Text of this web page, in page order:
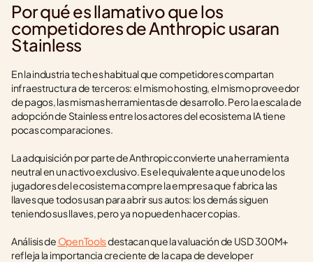
Por qué es llamativo que los
competidores de Anthropic usaran
Stainless
En la industria tech es habitual que competidores compartan
infraestructura de terceros: el mismo hosting, el mismo proveedor
de pagos, las mismas herramientas de desarrollo. Pero la escala de
adopción de Stainless entre los actores del ecosistema IA tiene
pocas comparaciones.
La adquisición por parte de Anthropic convierte una herramienta
neutral en un activo exclusivo. Es el equivalente a que uno de los
jugadores del ecosistema compre la empresa que fabrica las
llaves que todos usan para abrir sus autos: los demás siguen
teniendo sus llaves, pero ya no pueden hacer copias.
Análisis de OpenTools destacan que la valuación de USD 300M+
refleja la importancia creciente de la capa de developer